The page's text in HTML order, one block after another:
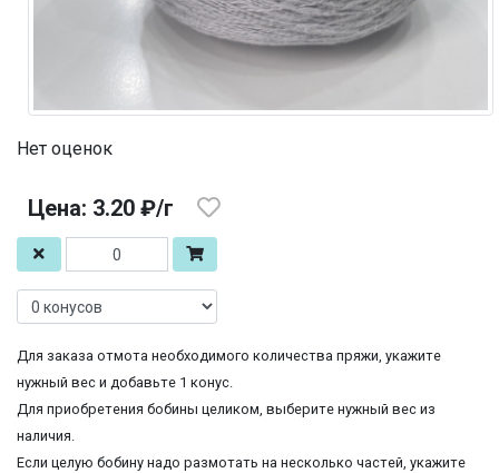
Нет оценок
Цена: 3.20 ₽/г
Для заказа отмота необходимого количества пряжи, укажите
нужный вес и добавьте 1 конус.
Для приобретения бобины целиком, выберите нужный вес из
наличия.
Если целую бобину надо размотать на несколько частей, укажите